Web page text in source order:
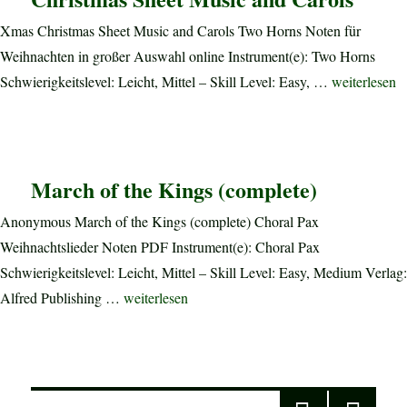
Xmas Christmas Sheet Music and Carols Two Horns Noten für
Weihnachten in großer Auswahl online Instrument(e): Two Horns
Schwierigkeitslevel: Leicht, Mittel – Skill Level: Easy, … „Christmas
weiterlesen
March of the Kings (complete)
Anonymous March of the Kings (complete) Choral Pax
Weihnachtslieder Noten PDF Instrument(e): Choral Pax
Schwierigkeitslevel: Leicht, Mittel – Skill Level: Easy, Medium Verlag:
Alfred Publishing … „March of the Kings (complete)“
weiterlesen